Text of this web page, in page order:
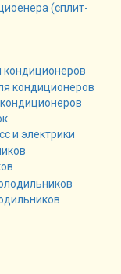
(сплит-
и электрики